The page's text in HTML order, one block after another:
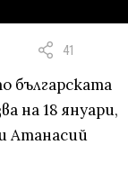
41
българската
на 18 януари,
Атанасий